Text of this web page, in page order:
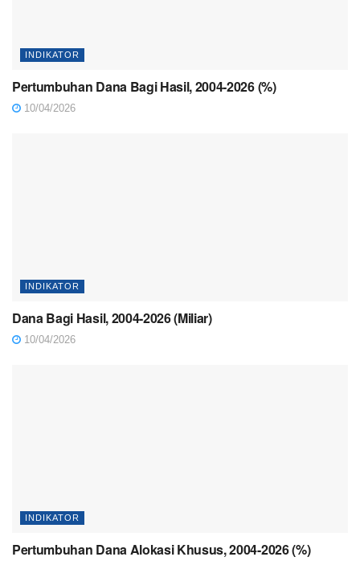
INDIKATOR
Pertumbuhan Dana Bagi Hasil, 2004-2026 (%)
10/04/2026
INDIKATOR
Dana Bagi Hasil, 2004-2026 (Miliar)
10/04/2026
INDIKATOR
Pertumbuhan Dana Alokasi Khusus, 2004-2026 (%)